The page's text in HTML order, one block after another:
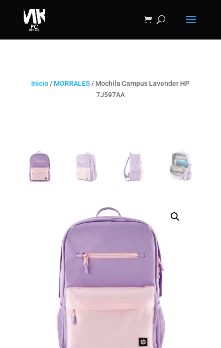
Inicio / MORRALES / Mochila Campus Lavender HP
7J597AA